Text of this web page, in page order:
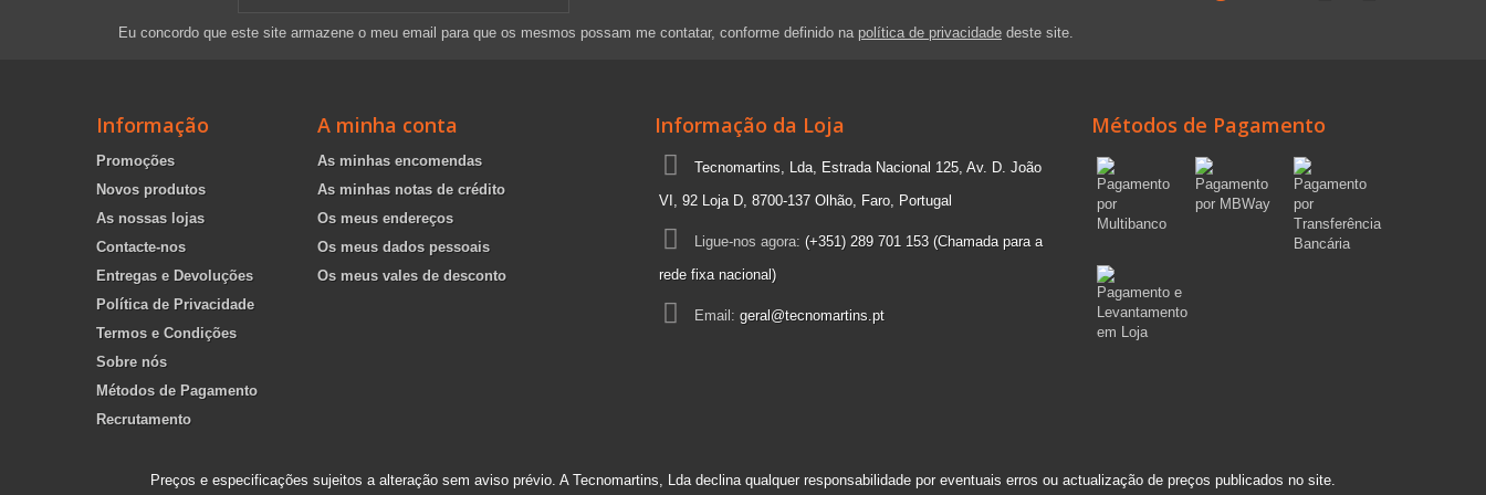
Eu concordo que este site armazene o meu email para que os mesmos possam me contatar, conforme definido na política de privacidade deste site.
Informação
Promoções
Novos produtos
As nossas lojas
Contacte-nos
Entregas e Devoluções
Política de Privacidade
Termos e Condições
Sobre nós
Métodos de Pagamento
Recrutamento
A minha conta
As minhas encomendas
As minhas notas de crédito
Os meus endereços
Os meus dados pessoais
Os meus vales de desconto
Informação da Loja
Tecnomartins, Lda, Estrada Nacional 125, Av. D. João
VI, 92 Loja D, 8700-137 Olhão, Faro, Portugal
Ligue-nos agora: (+351) 289 701 153 (Chamada para a
rede fixa nacional)
Email: geral@tecnomartins.pt
Métodos de Pagamento
Preços e especificações sujeitos a alteração sem aviso prévio. A Tecnomartins, Lda declina qualquer responsabilidade por eventuais erros ou actualização de preços publicados no site.